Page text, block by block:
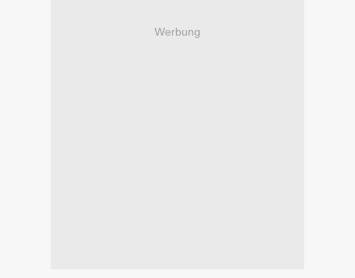
Werbung